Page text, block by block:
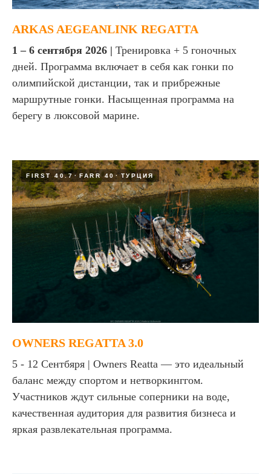
ARKAS AEGEANLINK REGATTA
1 – 6 cентября 2026 | Тренировка + 5 гоночных
дней. Программа включает в себя как гонки по
олимпийской дистанции, так и прибрежные
маршрутные гонки. Насыщенная программа на
берегу в люксовой марине.
FIRST 40.7 FARR 40 ТУРЦИЯ
OWNERS REGATTA 3.0
5 - 12 Сентбяря | Owners Reatta — это идеальный
баланс между спортом и нетворкинггом.
Участников ждут сильные соперники на воде,
качественная аудитория для развития бизнеса и
яркая развлекательная программа.